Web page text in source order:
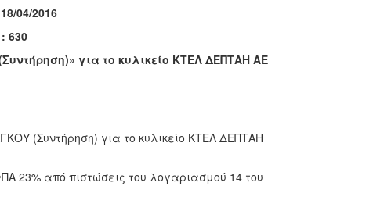
04/2016
για το κυλικείο ΚΤΕΛ ΔΕΠΤΑΗ ΑΕ
(Συντήρηση) για το κυλικείο ΚΤΕΛ ΔΕΠΤΑΗ
23% από πιστώσεις του λογαριασμού 14 του